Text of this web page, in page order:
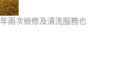
兩次檢修及清洗服務也